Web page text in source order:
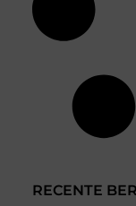
RECENTE